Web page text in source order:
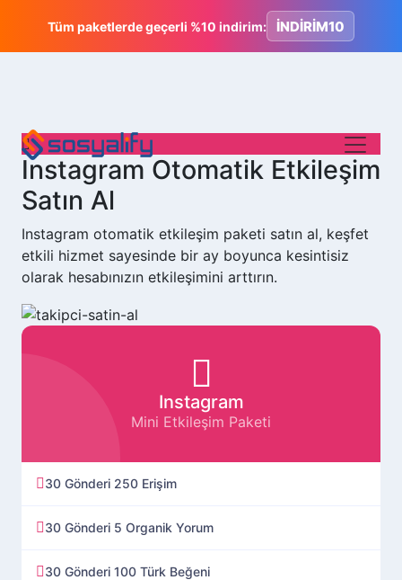
Tüm paketlerde geçerli %10 indirim: İNDİRİM10
Instagram Otomatik Etkileşim
Satın Al
Instagram otomatik etkileşim paketi satın al, keşfet
etkili hizmet sayesinde bir ay boyunca kesintisiz
olarak hesabınızın etkileşimini arttırın.
Instagram
Mini Etkileşim Paketi
30 Gönderi 250 Erişim
30 Gönderi 5 Organik Yorum
30 Gönderi 100 Türk Beğeni